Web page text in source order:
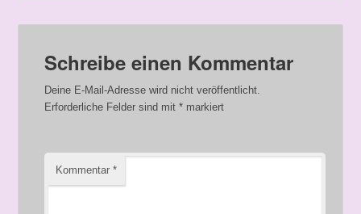
Schreibe einen Kommentar
Deine E-Mail-Adresse wird nicht veröffentlicht.
Erforderliche Felder sind mit* markiert
Kommentar*